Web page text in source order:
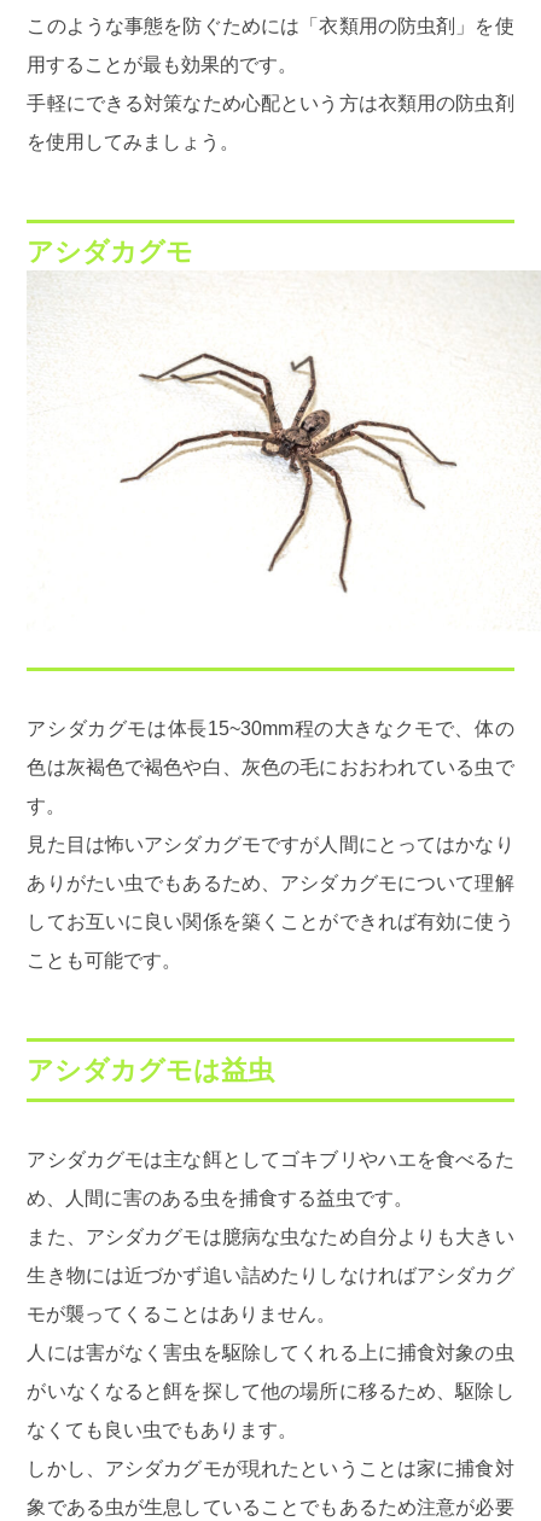
このような事態を防ぐためには「衣類用の防虫剤」を使
用することが最も効果的です。
手軽にできる対策なため心配という方は衣類用の防虫剤
を使用してみましょう。
アシダカグモ
アシダカグモは体長15~30mm程の大きなクモで、体の
色は灰褐色で褐色や白、灰色の毛におおわれている虫で
す。
見た目は怖いアシダカグモですが人間にとってはかなり
ありがたい虫でもあるため、アシダカグモについて理解
してお互いに良い関係を築くことができれば有効に使う
ことも可能です。
アシダカグモは益虫
アシダカグモは主な餌としてゴキブリやハエを食べるた
め、人間に害のある虫を捕食する益虫です。
また、アシダカグモは臆病な虫なため自分よりも大きい
生き物には近づかず追い詰めたりしなければアシダカグ
モが襲ってくることはありません。
人には害がなく害虫を駆除してくれる上に捕食対象の虫
がいなくなると餌を探して他の場所に移るため、駆除し
なくても良い虫でもあります。
しかし、アシダカグモが現れたということは家に捕食対
象である虫が生息していることでもあるため注意が必要